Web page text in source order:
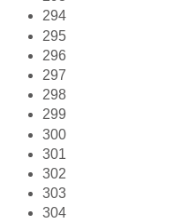
294
295
296
297
298
299
300
301
302
303
304